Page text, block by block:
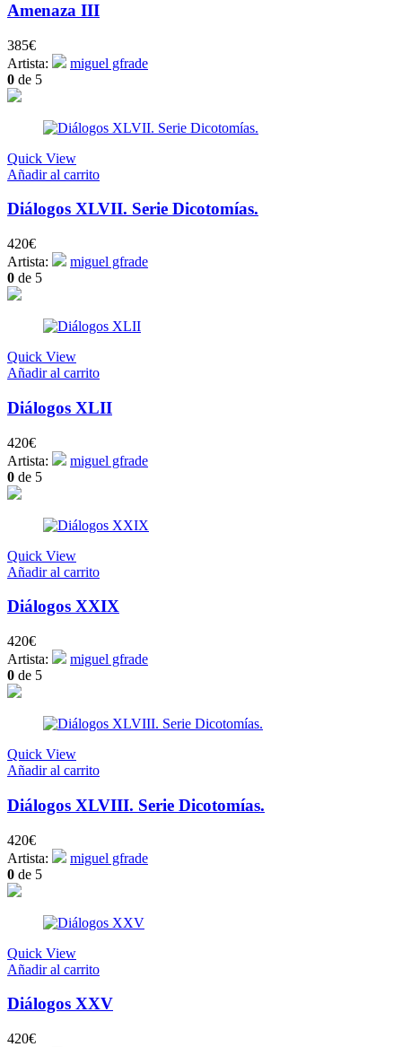
Amenaza III
385€
Artista:
miguel gfrade
0 de 5
Quick View
Añadir al carrito
Diálogos XLVII. Serie Dicotomías.
420€
Artista:
miguel gfrade
0 de 5
Quick View
Añadir al carrito
Diálogos XLII
420€
Artista:
miguel gfrade
0 de 5
Quick View
Añadir al carrito
Diálogos XXIX
420€
Artista:
miguel gfrade
0 de 5
Quick View
Añadir al carrito
Diálogos XLVIII. Serie Dicotomías.
420€
Artista:
miguel gfrade
0 de 5
Quick View
Añadir al carrito
Diálogos XXV
420€